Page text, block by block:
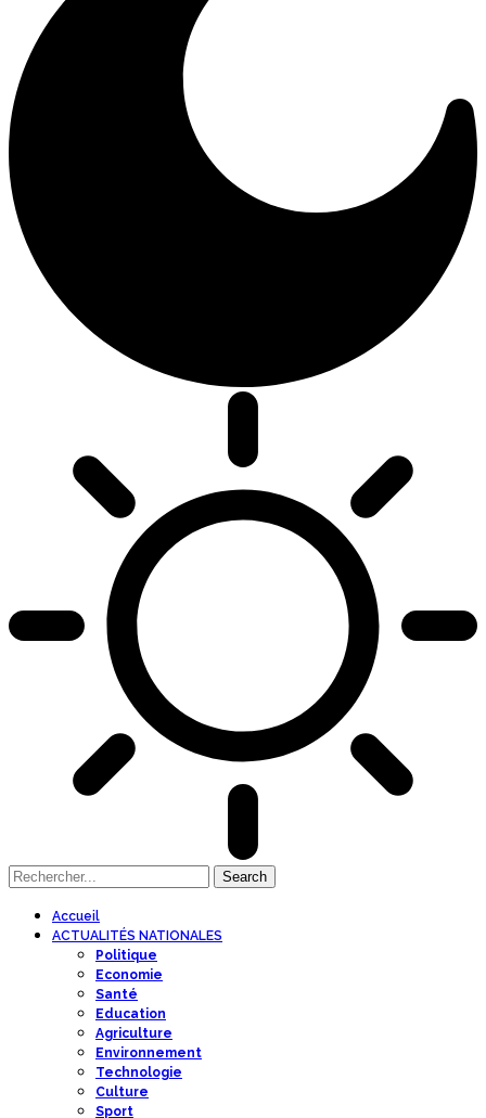
Accueil
ACTUALITÉS NATIONALES
Politique
Economie
Santé
Education
Agriculture
Environnement
Technologie
Culture
Sport